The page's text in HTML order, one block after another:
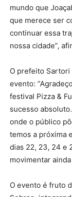
mundo que
que merece ser
continuar essa
nossa cidade”,
O prefeito
evento:
festival Pizza &
sucesso
onde o público
temos a próxima
dias 22, 23, 24 e
movimentar
O evento é fruto